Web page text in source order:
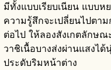
มีทั้งแบบเรียบเนียน แบบห
ความรู้สึกจะเปลี่ยนไปตา
ต่อไป ให้ลองสังเกตลักษณ
วาชิเนื้อบางส่งผ่านแสงไ
ประดับริมหน้าต่าง